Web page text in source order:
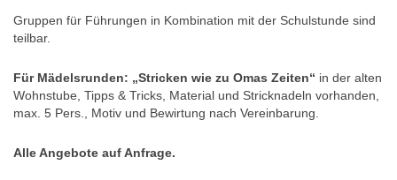
Gruppen für Führungen in Kombination mit der Schulstunde sind
teilbar.
Für Mädelsrunden: „Stricken wie zu Omas Zeiten“ in der alten
Wohnstube, Tipps & Tricks, Material und Stricknadeln vorhanden,
max. 5 Pers., Motiv und Bewirtung nach Vereinbarung.
Alle Angebote auf Anfrage.